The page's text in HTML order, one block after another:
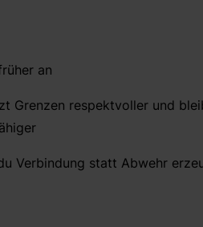
an
Grenzen respektvoller und
Verbindung statt Abwehr